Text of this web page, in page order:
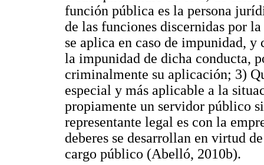
función pública es la persona
de las funciones discernidas por
se aplica en caso de impunidad,
la impunidad de dicha conducta,
criminalmente su aplicación; 3)
especial y más aplicable a la
propiamente un servidor público
representante legal es con la
deberes se desarrollan en virtud
cargo público (Abelló, 2010b).